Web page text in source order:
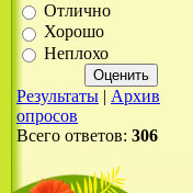
Отлично
Хорошо
Неплохо
Результаты | Архив
опросов
Всего ответов: 306